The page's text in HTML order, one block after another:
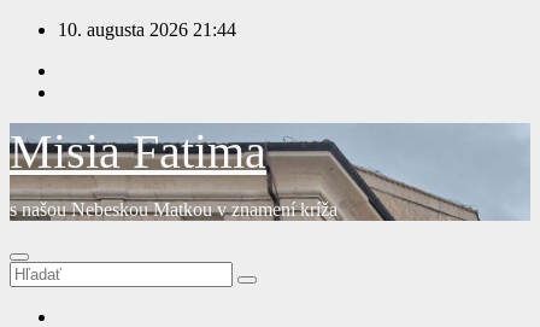
Prejsť
obsah
10. augusta 2026 21:44
Misia Fatima
s našou Nebeskou Matkou v znamení kríža